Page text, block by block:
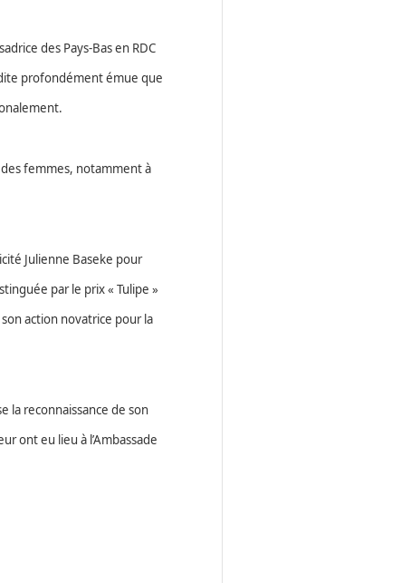
des Pays-Bas en RDC
profondément émue que
des femmes, notamment à
Julienne Baseke pour
par le prix « Tulipe »
action novatrice pour la
la reconnaissance de son
ont eu lieu à l’Ambassade